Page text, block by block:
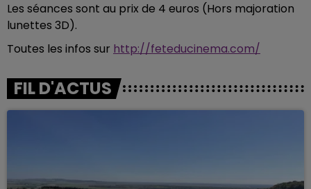
Les séances sont au prix de 4 euros (Hors majoration
lunettes 3D).
Toutes les infos sur http://feteducinema.com/
FIL D'ACTUS